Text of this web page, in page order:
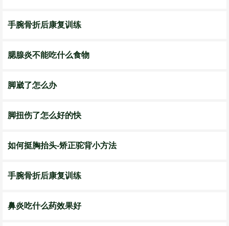
手腕骨折后康复训练
腮腺炎不能吃什么食物
脚崴了怎么办
脚扭伤了怎么好的快
如何挺胸抬头-矫正驼背小方法
手腕骨折后康复训练
鼻炎吃什么药效果好